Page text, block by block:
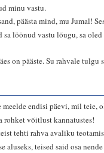
minu vastu.
päästa mind, mu Jumal!
sa löönud vastu lõugu, sa
on pääste. Su rahvale tulgu
meelde endisi päevi, mil teie,
rohket võitlust kannatustes!
tehti rahva avaliku
aluseks, teised said osa